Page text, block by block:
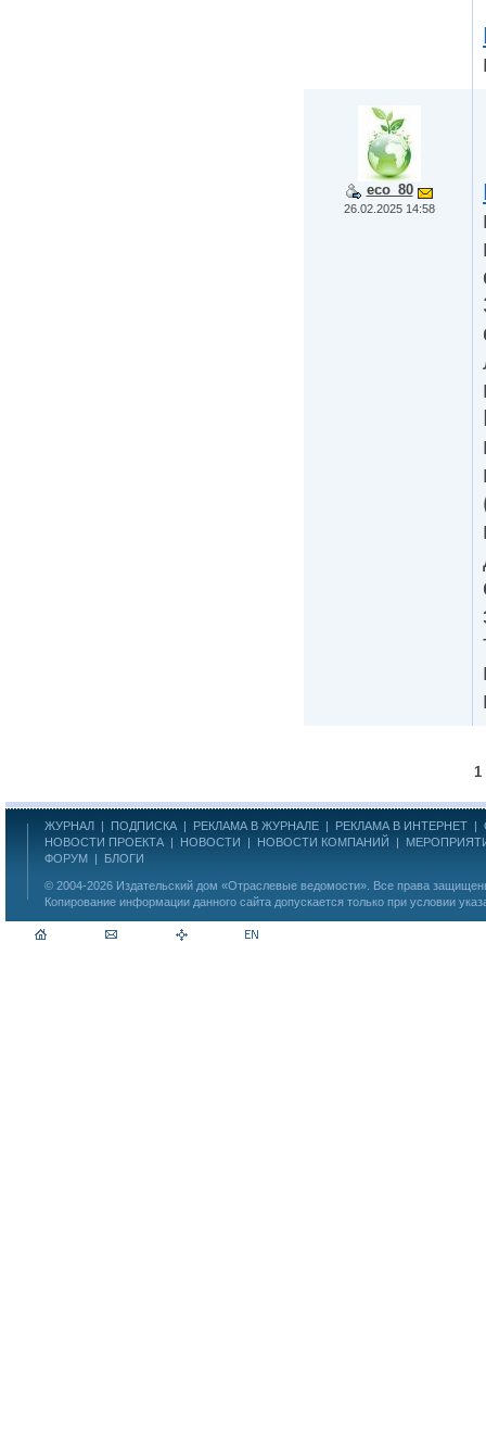
eco_80
26.02.2025 14:58
1
ЖУРНАЛ | ПОДПИСКА | РЕКЛАМА В ЖУРНАЛЕ | РЕКЛАМА В ИНТЕРНЕТ |
НОВОСТИ ПРОЕКТА | НОВОСТИ | НОВОСТИ КОМПАНИЙ |
ФОРУМ | БЛОГИ
© 2004-2026 Издательский дом «Отраслевые ведомости» . Все права
Копирование информации данного сайта допускается только при условии